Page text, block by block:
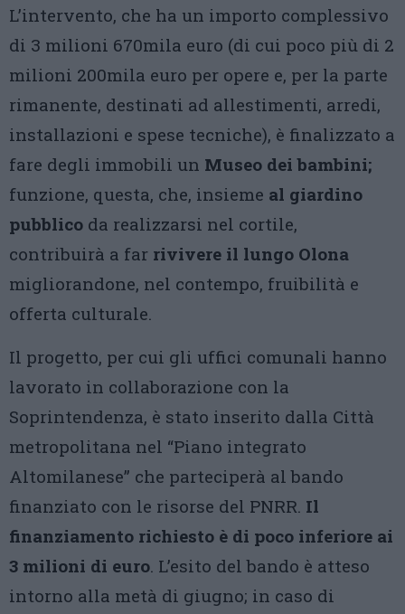
L’intervento, che ha un importo complessivo
di 3 milioni 670mila euro (di cui poco più di 2
milioni 200mila euro per opere e, per la parte
rimanente, destinati ad allestimenti, arredi,
installazioni e spese tecniche), è finalizzato a
fare degli immobili un Museo dei bambini;
funzione, questa, che, insieme al giardino
pubblico da realizzarsi nel cortile,
contribuirà a far rivivere il lungo Olona
migliorandone, nel contempo, fruibilità e
offerta culturale.
Il progetto, per cui gli uffici comunali hanno
lavorato in collaborazione con la
Soprintendenza, è stato inserito dalla Città
metropolitana nel “Piano integrato
Altomilanese” che parteciperà al bando
finanziato con le risorse del PNRR. Il
finanziamento richiesto è di poco inferiore ai
3 milioni di euro. L’esito del bando è atteso
intorno alla metà di giugno; in caso di